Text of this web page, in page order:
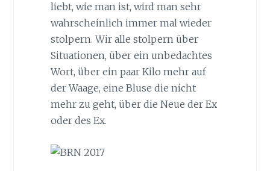
liebt, wie man ist, wird man sehr
wahrscheinlich immer mal wieder
stolpern. Wir alle stolpern über
Situationen, über ein unbedachtes
Wort, über ein paar Kilo mehr auf
der Waage, eine Bluse die nicht
mehr zu geht, über die Neue der Ex
oder des Ex.